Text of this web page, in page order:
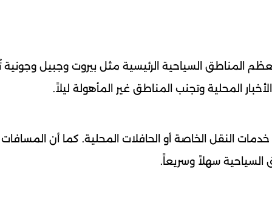
المناطق السياحية الرئيسية مثل بيروت وجبيل وجونية
المحلية وتجنب المناطق غير المأهولة ليلاً.
النقل الخاصة أو الحافلات المحلية. كما أن
سهلاً وسريعاً.